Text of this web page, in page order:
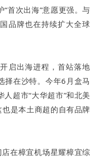
首次出海”意愿更强。与
品牌也在持续扩大全球
启出海进程，首站落地
择在沙特。今年6月盒马
超市“大华超市”和北美
是本土商超的自有品牌
在樟宜机场星耀樟宜综